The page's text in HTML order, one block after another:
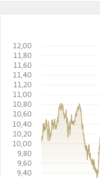
9,40
9,60
9,80
10,00
10,20
10,40
10,60
10,80
11,00
11,20
11,40
11,60
11,80
12,00